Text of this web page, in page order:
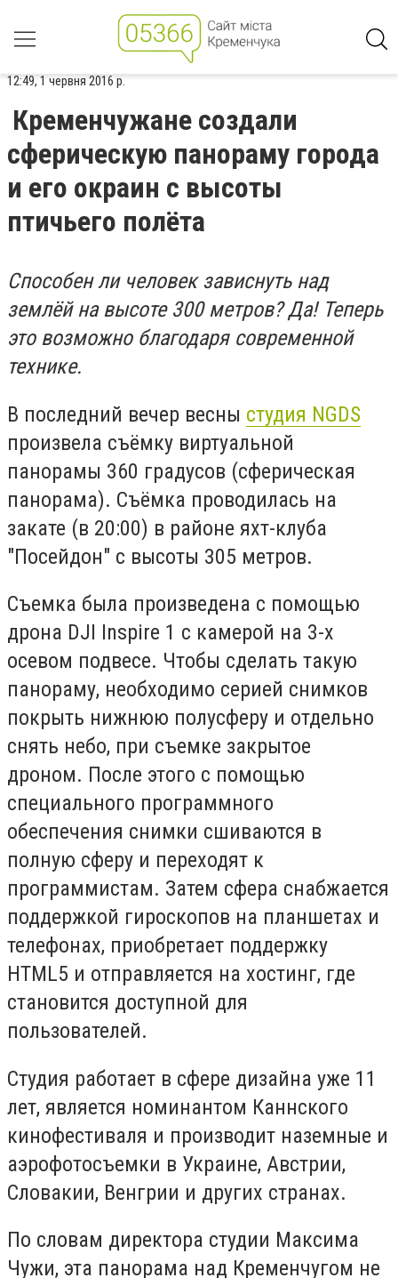
12:49, 1 червня 2016 р.
Кременчужане создали
сферическую панораму города
и его окраин с высоты
птичьего полёта
Способен ли человек зависнуть над
землёй на высоте 300 метров? Да! Теперь
это возможно благодаря современной
технике.
В последний вечер весны студия NGDS
произвела съёмку виртуальной
панорамы 360 градусов (сферическая
панорама). Съёмка проводилась на
закате (в 20:00) в районе яхт-клуба
"Посейдон" с высоты 305 метров.
Съемка была произведена с помощью
дрона DJI Inspire 1 с камерой на 3-х
осевом подвесе. Чтобы сделать такую
панораму, необходимо серией снимков
покрыть нижнюю полусферу и отдельно
снять небо, при съемке закрытое
дроном. После этого с помощью
специального программного
обеспечения снимки сшиваются в
полную сферу и переходят к
программистам. Затем сфера снабжается
поддержкой гироскопов на планшетах и
телефонах, приобретает поддержку
HTML5 и отправляется на хостинг, где
становится доступной для
пользователей.
Студия работает в сфере дизайна уже 11
лет, является номинантом Каннского
кинофестиваля и производит наземные и
аэрофотосъемки в Украине, Австрии,
Словакии, Венгрии и других странах.
По словам директора студии Максима
Чужи, эта панорама над Кременчугом не